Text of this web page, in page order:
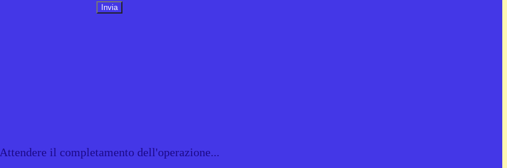
Attendere il completamento dell'operazione...